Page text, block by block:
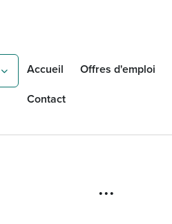
Accueil Offres d'emploi
Contact
...